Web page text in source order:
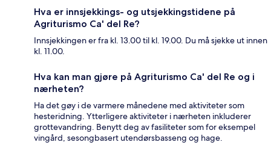
Hva er innsjekkings- og utsjekkingstidene på
Agriturismo Ca' del Re?
Innsjekkingen er fra kl. 13.00 til kl. 19.00. Du må sjekke ut innen
kl. 11.00.
Hva kan man gjøre på Agriturismo Ca' del Re og i
nærheten?
Ha det gøy i de varmere månedene med aktiviteter som
hesteridning. Ytterligere aktiviteter i nærheten inkluderer
grottevandring. Benytt deg av fasiliteter som for eksempel
vingård, sesongbasert utendørsbasseng og hage.